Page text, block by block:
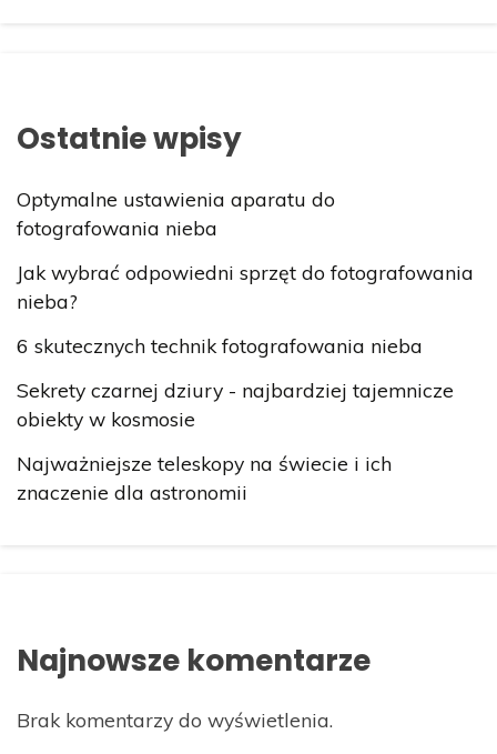
Ostatnie wpisy
Optymalne ustawienia aparatu do
fotografowania nieba
Jak wybrać odpowiedni sprzęt do fotografowania
nieba?
6 skutecznych technik fotografowania nieba
Sekrety czarnej dziury - najbardziej tajemnicze
obiekty w kosmosie
Najważniejsze teleskopy na świecie i ich
znaczenie dla astronomii
Najnowsze komentarze
Brak komentarzy do wyświetlenia.